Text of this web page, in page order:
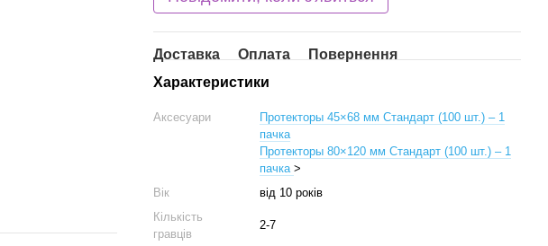
Доставка Оплата
Повернення
Характеристики
Аксесуари
Протекторы 45×68 мм Стандарт (100 шт.) – 1
пачка
Протекторы 80×120 мм Стандарт (100 шт.) – 1
пачка >
Вік
від 10 років
Кількість
гравців
2-7